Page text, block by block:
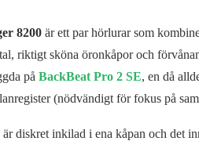
8200är ett par hörlurar som
riktigt sköna öronkåpor och
på BackBeat Pro 2 SE, en då
(nödvändigt för fokus på
diskret inkilad i ena kåpan och det